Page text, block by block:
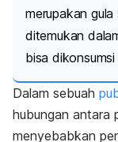
merupakan
ditemukan
bisa
Dalam sebuah
hubungan antara
menyebabkan